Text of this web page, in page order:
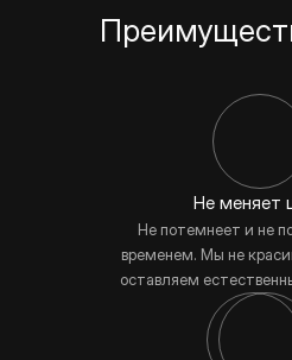
Не меняет
Не потемнеет и не
временем. Мы не
оставляем